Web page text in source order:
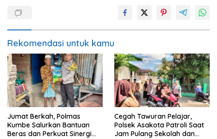
Rekomendasi untuk kamu
Jumat Berkah, Polmas
Kumbe Salurkan Bantuan
Beras dan Perkuat Sinergi
Cegah Tawuran Pelajar,
Polsek Asakota Patroli Saat
Jam Pulang Sekolah dan